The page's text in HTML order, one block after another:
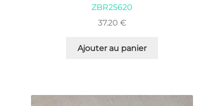
ZBR25620
37.20 €
Ajouter au panier